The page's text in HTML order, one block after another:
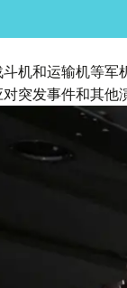
机和运输机等
突发事件和其他